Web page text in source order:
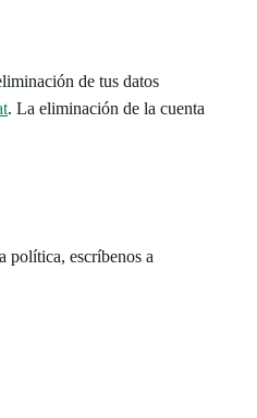
de tus datos
. La eliminación de la cuenta
política, escríbenos a